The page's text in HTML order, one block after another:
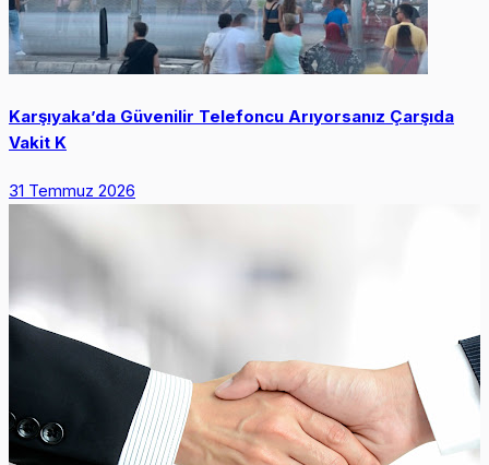
Karşıyaka’da Güvenilir Telefoncu Arıyorsanız Çarşıda
Vakit K
31 Temmuz 2026